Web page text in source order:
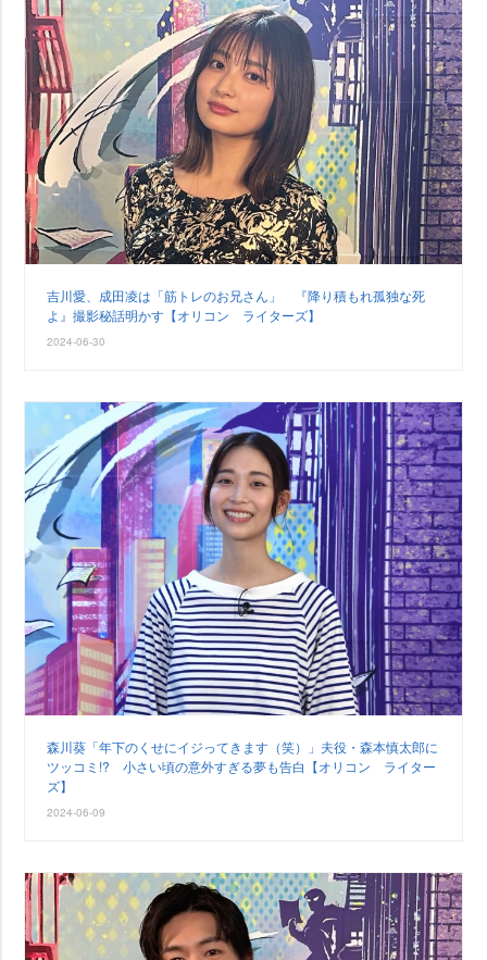
吉川愛、成田凌は「筋トレのお兄さん」 『降り積もれ孤独な死
よ』撮影秘話明かす【オリコン ライターズ】
2024-06-30
森川葵「年下のくせにイジってきます（笑）」夫役・森本慎太郎に
ツッコミ!? 小さい頃の意外すぎる夢も告白【オリコン ライター
ズ】
2024-06-09